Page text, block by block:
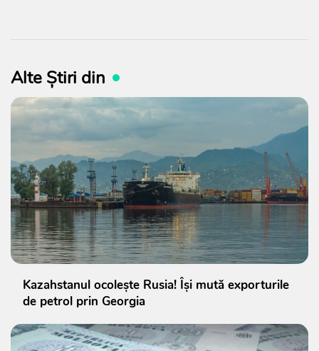
Alte Știri din
Kazahstanul ocolește Rusia! Își mută exporturile
de petrol prin Georgia